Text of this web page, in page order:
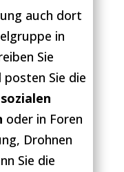
auch dort
in
Sie
posten Sie die
sozialen
oder in Foren
Drohnen
Sie die